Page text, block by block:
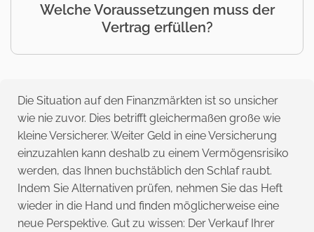
Welche Voraussetzungen muss der
Vertrag erfüllen?
Die Situation auf den Finanzmärkten ist so unsicher
wie nie zuvor. Dies betrifft gleichermaßen große wie
kleine Versicherer. Weiter Geld in eine Versicherung
einzuzahlen kann deshalb zu einem Vermögensrisiko
werden, das Ihnen buchstäblich den Schlaf raubt.
Indem Sie Alternativen prüfen, nehmen Sie das Heft
wieder in die Hand und finden möglicherweise eine
neue Perspektive. Gut zu wissen: Der Verkauf Ihrer